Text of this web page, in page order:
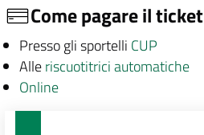
Come pagare il ticket
Presso gli sportelli CUP
Alleriscuotitrici automatiche
Online